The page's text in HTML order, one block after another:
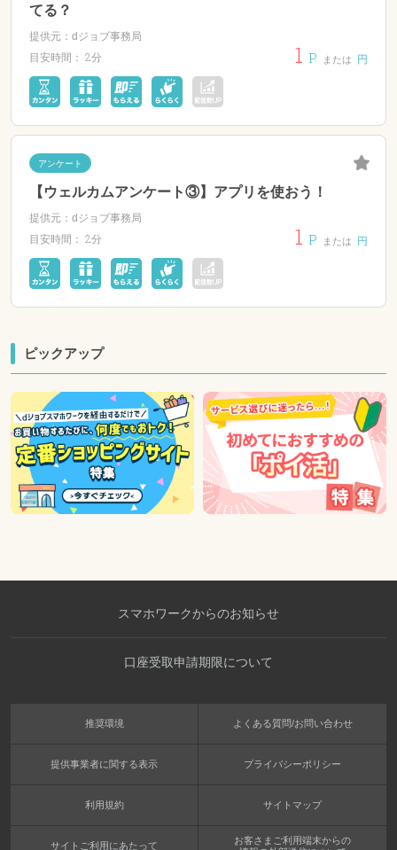
てる？
提供元：dジョブ事務局
目安時間： 2分 1 P または 円
アンケート
【ウェルカムアンケート③】アプリを使おう！
提供元：dジョブ事務局
目安時間： 2分 1 P または 円
ピックアップ
スマホワークからのお知らせ
口座受取申請期限について
推奨環境 よくある質問/お問い合わせ
提供事業者に関する表示 プライバシーポリシー
利用規約 サイトマップ
サイトご利用にあたって
お客さまご利用端末からの